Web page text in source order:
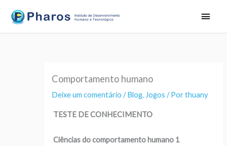
para
o
Comportamento humano
Deixe um comentário /Blog, Jogos / Porthuany
TESTE DE CONHECIMENTO
Ciências do comportamento humano 1